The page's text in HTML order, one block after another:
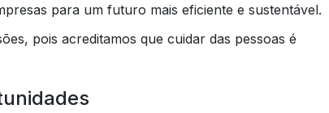
para um futuro mais eficiente e sustentável.
pois acreditamos que cuidar das pessoas é